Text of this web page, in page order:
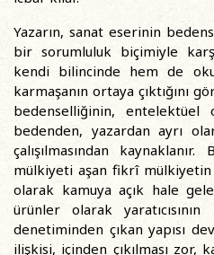
Yazarın, sanat eserinin
bir sorumluluk biçimiyle
kendi bilincinde hem de
karmaşanın ortaya çıktığını
bedenselliğinin, entelektüel
bedenden, yazardan ayrı
çalışılmasından
mülkiyeti aşan fikrî
olarak kamuya açık hale
ürünler olarak
denetiminden çıkan yapısı
ilişkisi, içinden çıkılması zor,